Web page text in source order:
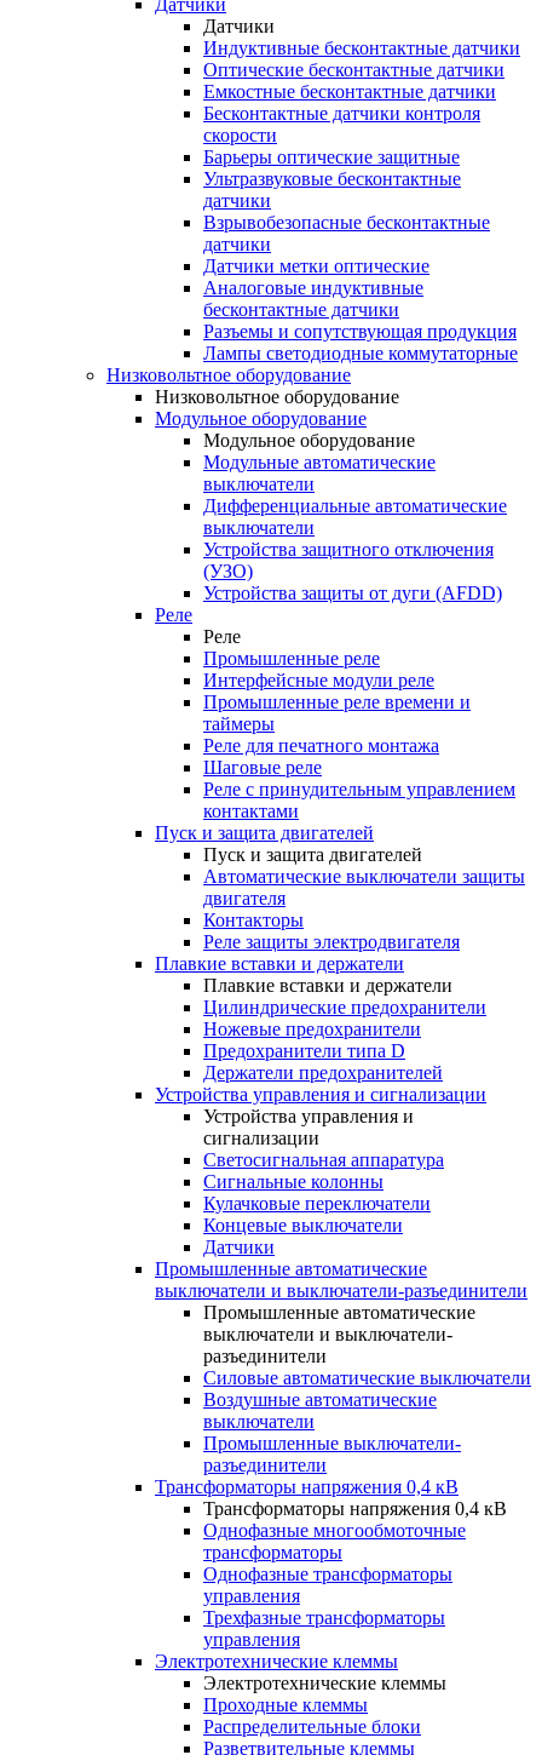
Датчики
Датчики
Индуктивные бесконтактные датчики
Оптические бесконтактные датчики
Емкостные бесконтактные датчики
Бесконтактные датчики контроля
скорости
Барьеры оптические защитные
Ультразвуковые бесконтактные
датчики
Взрывобезопасные бесконтактные
датчики
Датчики метки оптические
Аналоговые индуктивные
бесконтактные датчики
Разъемы и сопутствующая продукция
Лампы светодиодные коммутаторные
Низковольтное оборудование
Низковольтное оборудование
Модульное оборудование
Модульное оборудование
Модульные автоматические
выключатели
Дифференциальные автоматические
выключатели
Устройства защитного отключения
(УЗО)
Устройства защиты от дуги (AFDD)
Реле
Реле
Промышленные реле
Интерфейсные модули реле
Промышленные реле времени и
таймеры
Реле для печатного монтажа
Шаговые реле
Реле с принудительным управлением
контактами
Пуск и защита двигателей
Пуск и защита двигателей
Автоматические выключатели защиты
двигателя
Контакторы
Реле защиты электродвигателя
Плавкие вставки и держатели
Плавкие вставки и держатели
Цилиндрические предохранители
Ножевые предохранители
Предохранители типа D
Держатели предохранителей
Устройства управления и сигнализации
Устройства управления и
сигнализации
Светосигнальная аппаратура
Сигнальные колонны
Кулачковые переключатели
Концевые выключатели
Датчики
Промышленные автоматические
выключатели и выключатели-разъединители
Промышленные автоматические
выключатели и выключатели-
разъединители
Силовые автоматические выключатели
Воздушные автоматические
выключатели
Промышленные выключатели-
разъединители
Трансформаторы напряжения 0,4 кВ
Трансформаторы напряжения 0,4 кВ
Однофазные многообмоточные
трансформаторы
Однофазные трансформаторы
управления
Трехфазные трансформаторы
управления
Электротехнические клеммы
Электротехнические клеммы
Проходные клеммы
Распределительные блоки
Разветвительные клеммы